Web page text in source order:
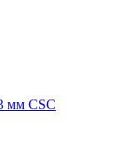
мм CSC